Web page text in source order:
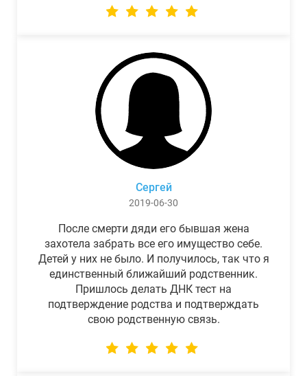
Сергей
2019-06-30
После смерти дяди его бывшая жена
захотела забрать все его имущество себе.
Детей у них не было. И получилось, так что я
единственный ближайший родственник.
Пришлось делать ДНК тест на
подтверждение родства и подтверждать
свою родственную связь.